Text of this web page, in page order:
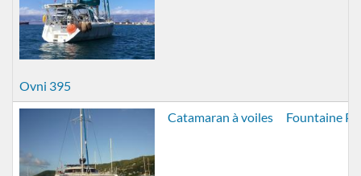
Ovni 395
Catamaran à voiles Fountaine